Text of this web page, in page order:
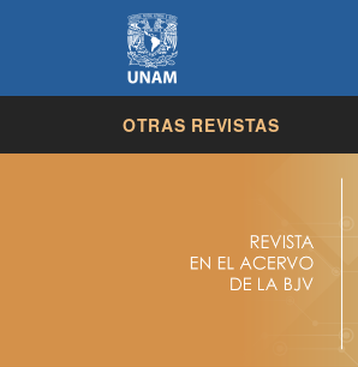
OTRAS REVISTAS